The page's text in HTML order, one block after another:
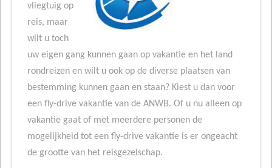
vliegtuig op
reis, maar
wilt u toch
uw eigen gang kunnen gaan op vakantie en het land
rondreizen en wilt u ook op de diverse plaatsen van
bestemming kunnen gaan en staan? Kiest u dan voor
een fly-drive vakantie van de ANWB. Of u nu alleen op
vakantie gaat of met meerdere personen de
mogelijkheid tot een fly-drive vakantie is er ongeacht
de grootte van het reisgezelschap.